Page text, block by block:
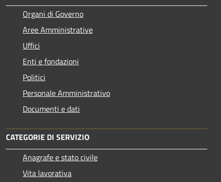
Organi di Governo
Aree Amministrative
Uffici
Enti e fondazioni
Politici
Personale Amministrativo
Documenti e dati
CATEGORIE DI SERVIZIO
Anagrafe e stato civile
Vita lavorativa